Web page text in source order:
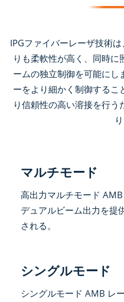
IPGファイバーレーザ技術
りも柔軟性が高く、同時
ームの独立制御を可能にし
ーをより細かく制御するこ
り信頼性の高い溶接を行
マルチモード
高出力マルチモード
デュアルビーム出力を提
される。
シングルモード
シングルモード AMB レ